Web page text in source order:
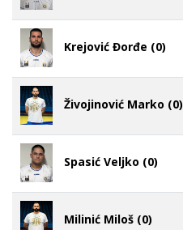
Krejović Đorđe (0)
Živojinović Marko (0)
Spasić Veljko (0)
Milinić Miloš (0)